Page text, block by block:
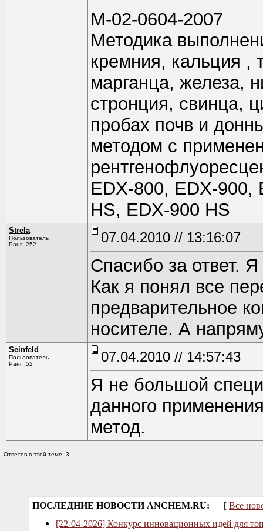
М-02-0604-2007
Методика
кремния, кальция ,
марганца, железа,
стронция, свинца,
пробах почв и
методом с
EDX-800, EDX-900,
HS, EDX-900 HS
Strela
Пользователь
Ранг: 252
07.04.2010 // 13:16:07
Спасибо за ответ.
Как я понял все
предварительное
носителе. А
Seinfeld
Пользователь
Ранг: 52
07.04.2010 // 14:57:43
Я не большой
данного
метод.
Ответов в этой теме: 3
ПОСЛЕДНИЕ НОВОСТИ ANCHEM.RU: [ Все
[22-04-2026] Конкурс инновационных идей для